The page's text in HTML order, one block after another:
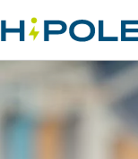
Skip to main content